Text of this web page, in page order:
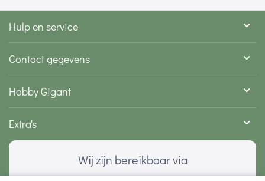
Hulp en service
Contact gegevens
Hobby Gigant
Extra's
Wij zijn bereikbaar via